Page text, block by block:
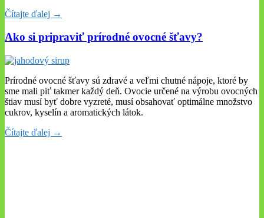
Čítajte ďalej →
Ako si pripraviť prírodné ovocné šťavy?
Prírodné ovocné šťavy sú zdravé a veľmi chutné nápoje, ktoré by
sme mali piť takmer každý deň. Ovocie určené na výrobu ovocných
štiav musí byť dobre vyzreté, musí obsahovať optimálne množstvo
cukrov, kyselín a aromatických látok.
Čítajte ďalej →